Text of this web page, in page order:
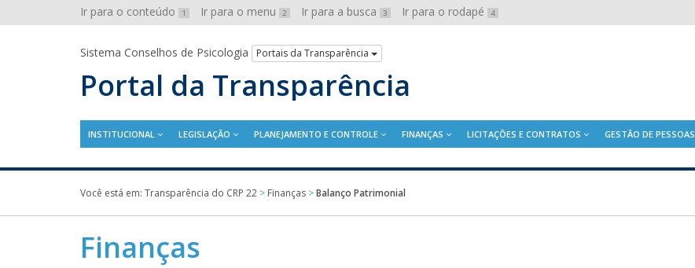
Ir para o conteúdo 1 Ir para o menu 2 Ir para a busca 3 Ir para o rodapé 4
Sistema Conselhos de Psicologia Portais da Transparência
Portal da Transparência
INSTITUCIONAL LEGISLAÇÃO PLANEJAMENTO E CONTROLE FINANÇAS LICITAÇÕES E CONTRATOS GESTÃO DE PESSOAS
Você está em: Transparência do CRP 22 > Finanças >Balanço Patrimonial
Finanças